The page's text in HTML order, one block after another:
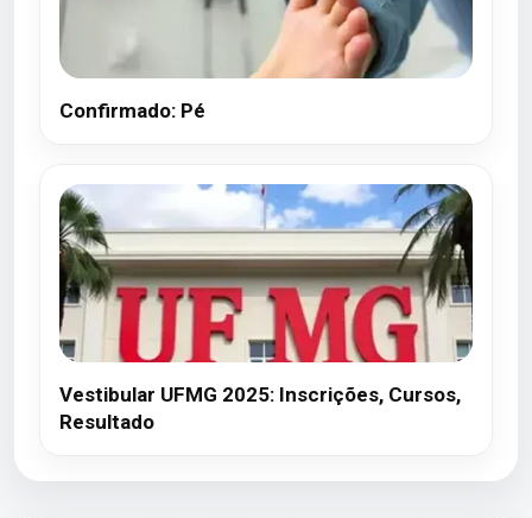
Confirmado: Pé
Vestibular UFMG 2025: Inscrições, Cursos,
Resultado